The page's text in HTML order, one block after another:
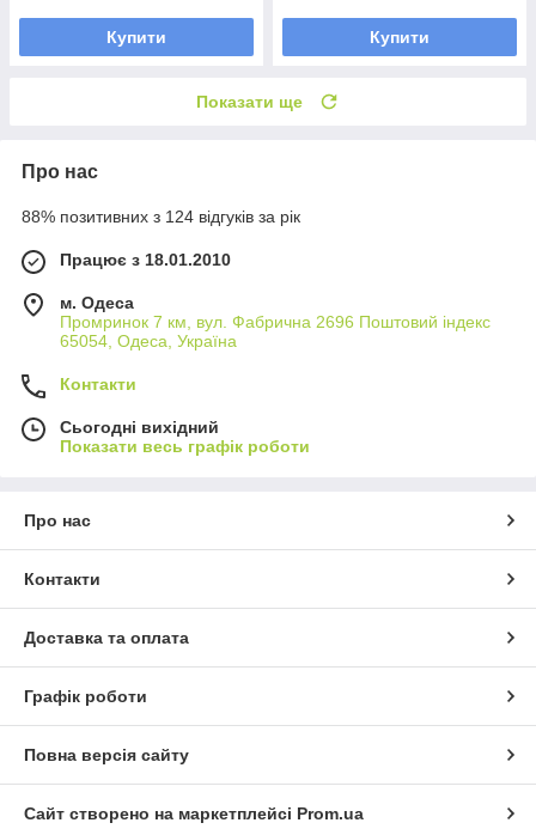
Купити Купити
Показати ще
Про нас
88% позитивних з 124 відгуків за рік
Працює з 18.01.2010
м. Одеса
Промринок 7 км, вул. Фабрична 2696 Поштовий індекс
65054, Одеса, Україна
Контакти
Сьогодні вихідний
Показати весь графік роботи
Про нас
Контакти
Доставка та оплата
Графік роботи
Повна версія сайту
Сайт створено на маркетплейсі Prom.ua